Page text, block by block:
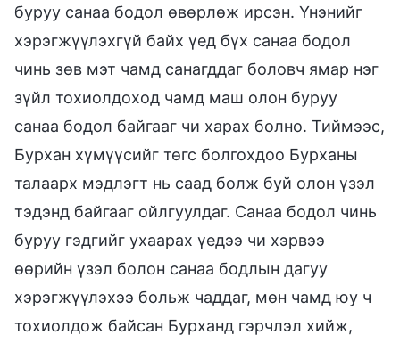
буруу санаа бодол өвөрлөж ирсэн. Үнэнийг
хэрэгжүүлэхгүй байх үед бүх санаа бодол
чинь зөв мэт чамд санагддаг боловч ямар нэг
зүйл тохиолдоход чамд маш олон буруу
санаа бодол байгааг чи харах болно. Тиймээс,
Бурхан хүмүүсийг төгс болгохдоо Бурханы
талаарх мэдлэгт нь саад болж буй олон үзэл
тэдэнд байгааг ойлгуулдаг. Санаа бодол чинь
буруу гэдгийг ухаарах үедээ чи хэрвээ
өөрийн үзэл болон санаа бодлын дагуу
хэрэгжүүлэхээ больж чаддаг, мөн чамд юу ч
тохиолдож байсан Бурханд гэрчлэл хийж,